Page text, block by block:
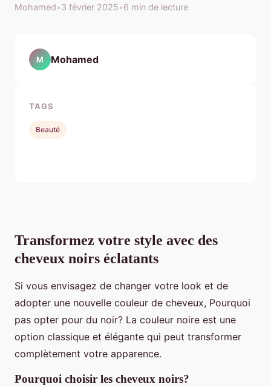
Mohamed•3 février 2025•6 min de lecture
Transformez votre style avec des
cheveux noirs éclatants
Si vous envisagez de changer votre look et de
adopter une nouvelle couleur de cheveux, Pourquoi
pas opter pour du noir? La couleur noire est une
option classique et élégante qui peut transformer
complètement votre apparence.
Pourquoi choisir les cheveux noirs?
M Mohamed
TAGS
Beauté